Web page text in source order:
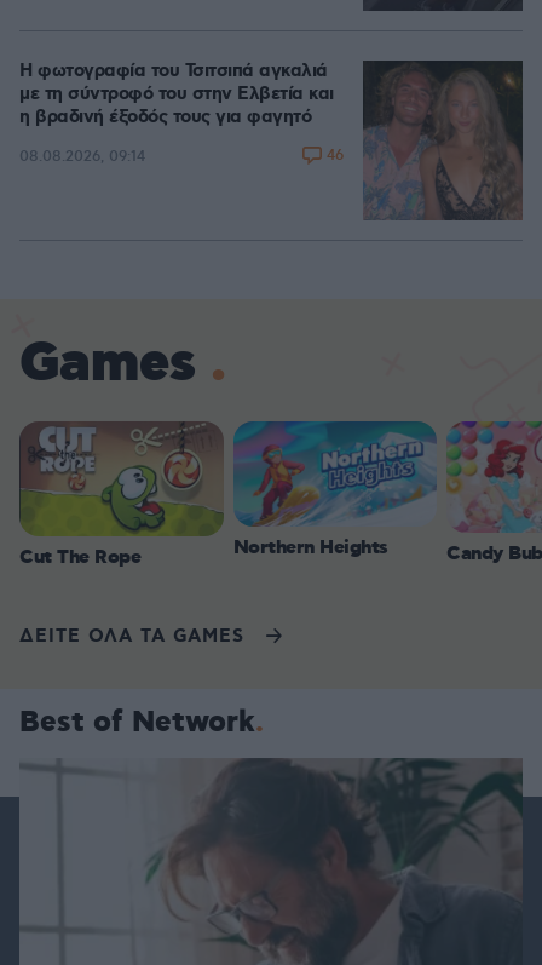
Η φωτογραφία του Τσιτσιπά αγκαλιά
με τη σύντροφό του στην Ελβετία και
η βραδινή έξοδός τους για φαγητό
08.08.2026, 09:14 46
Games
Cut The Rope Northern Heights Candy
ΔΕΙΤΕ ΟΛΑ ΤΑ GAMES
Best of Network